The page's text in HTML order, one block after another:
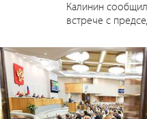
Калинин
встрече с